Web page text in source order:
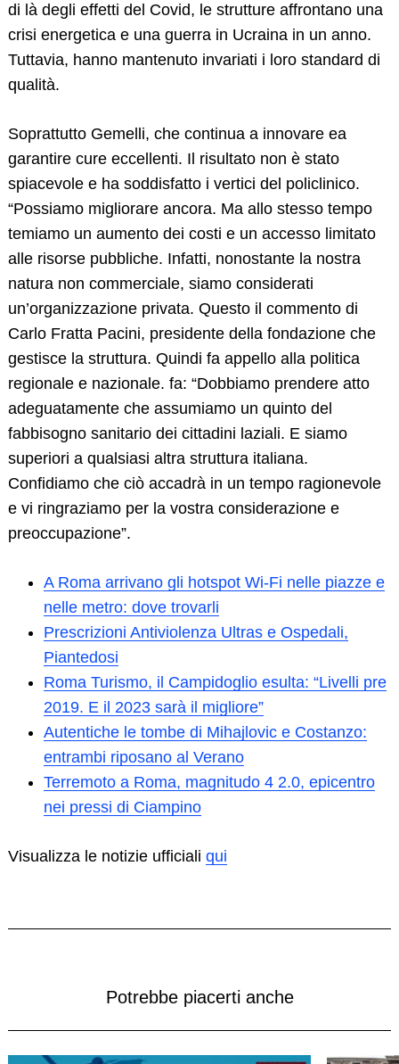
di là degli effetti del Covid, le strutture affrontano una
crisi energetica e una guerra in Ucraina in un anno.
Tuttavia, hanno mantenuto invariati i loro standard di
qualità.
Soprattutto Gemelli, che continua a innovare ea
garantire cure eccellenti. Il risultato non è stato
spiacevole e ha soddisfatto i vertici del policlinico.
“Possiamo migliorare ancora. Ma allo stesso tempo
temiamo un aumento dei costi e un accesso limitato
alle risorse pubbliche. Infatti, nonostante la nostra
natura non commerciale, siamo considerati
un’organizzazione privata. Questo il commento di
Carlo Fratta Pacini, presidente della fondazione che
gestisce la struttura. Quindi fa appello alla politica
regionale e nazionale. fa: “Dobbiamo prendere atto
adeguatamente che assumiamo un quinto del
fabbisogno sanitario dei cittadini laziali. E siamo
superiori a qualsiasi altra struttura italiana.
Confidiamo che ciò accadrà in un tempo ragionevole
e vi ringraziamo per la vostra considerazione e
preoccupazione”.
A Roma arrivano gli hotspot Wi-Fi nelle piazze e
nelle metro: dove trovarli
Prescrizioni Antiviolenza Ultras e Ospedali,
Piantedosi
Roma Turismo, il Campidoglio esulta: “Livelli pre
2019. E il 2023 sarà il migliore”
Autentiche le tombe di Mihajlovic e Costanzo:
entrambi riposano al Verano
Terremoto a Roma, magnitudo 4 2.0, epicentro
nei pressi di Ciampino
Visualizza le notizie ufficiali qui
Potrebbe piacerti anche
for: